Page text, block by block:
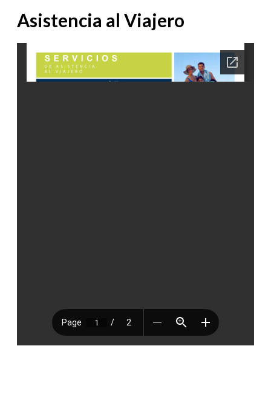
Asistencia al Viajero